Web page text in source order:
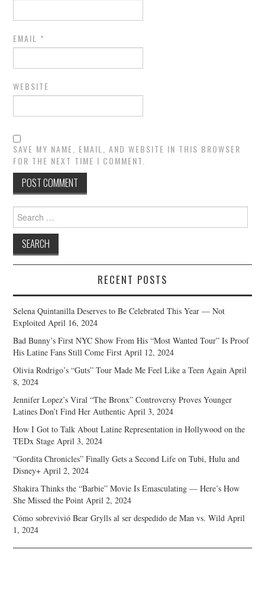
EMAIL *
WEBSITE
SAVE MY NAME, EMAIL, AND WEBSITE IN THIS BROWSER
FOR THE NEXT TIME I COMMENT.
Search
for:
RECENT POSTS
Selena Quintanilla Deserves to Be Celebrated This Year — Not
Exploited April 16, 2024
Bad Bunny’s First NYC Show From His “Most Wanted Tour” Is Proof
His Latine Fans Still Come First April 12, 2024
Olivia Rodrigo’s “Guts” Tour Made Me Feel Like a Teen Again April
8, 2024
Jennifer Lopez’s Viral “The Bronx” Controversy Proves Younger
Latines Don’t Find Her Authentic April 3, 2024
How I Got to Talk About Latine Representation in Hollywood on the
TEDx Stage April 3, 2024
“Gordita Chronicles” Finally Gets a Second Life on Tubi, Hulu and
Disney+ April 2, 2024
Shakira Thinks the “Barbie” Movie Is Emasculating — Here’s How
She Missed the Point April 2, 2024
Cómo sobrevivió Bear Grylls al ser despedido de Man vs. Wild April
1, 2024